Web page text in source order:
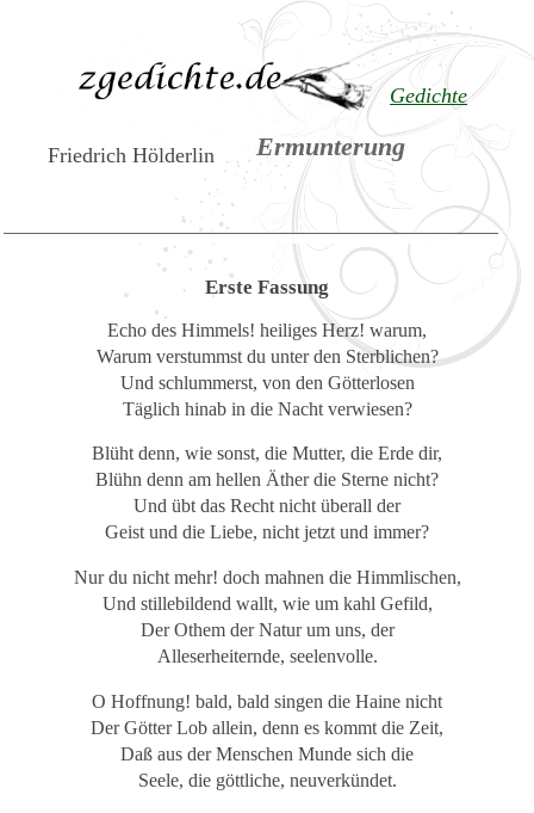
Gedichte
Ermunterung
Friedrich Hölderlin
Erste Fassung
Echo des Himmels! heiliges Herz! warum,
Warum verstummst du unter den Sterblichen?
Und schlummerst, von den Götterlosen
Täglich hinab in die Nacht verwiesen?
Blüht denn, wie sonst, die Mutter, die Erde dir,
Blühn denn am hellen Äther die Sterne nicht?
Und übt das Recht nicht überall der
Geist und die Liebe, nicht jetzt und immer?
Nur du nicht mehr! doch mahnen die Himmlischen,
Und stillebildend wallt, wie um kahl Gefild,
Der Othem der Natur um uns, der
Alleserheiternde, seelenvolle.
O Hoffnung! bald, bald singen die Haine nicht
Der Götter Lob allein, denn es kommt die Zeit,
Daß aus der Menschen Munde sich die
Seele, die göttliche, neuverkündet.